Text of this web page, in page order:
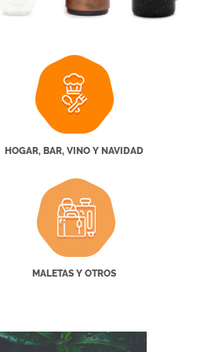
HOGAR, BAR, VINO Y NAVIDAD
MALETAS Y OTROS